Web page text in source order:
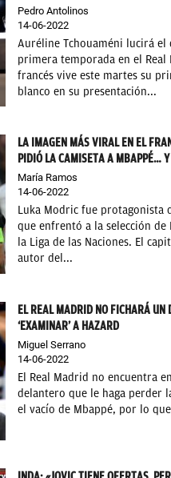
Pedro Antolinos
14-06-2022
Auréline Tchouaméni lucirá el
primera temporada en el
francés vive este martes su
blanco en su presentación...
LA IMAGEN MÁS VIRAL EN EL
PIDIÓ LA CAMISETA A MBAPPÉ… Y
María Ramos
14-06-2022
Luka Modric fue protagonista
que enfrentó a la selección de
la Liga de las Naciones. El
autor del...
EL REAL MADRID NO FICHARÁ UN
‘EXAMINAR’ A HAZARD
Miguel Serrano
14-06-2022
El Real Madrid no encuentra
delantero que le haga perder
el vacío de Mbappé, por lo